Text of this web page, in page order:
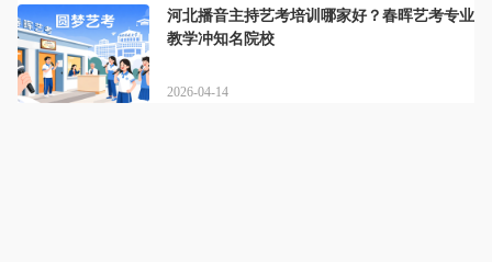
河北播音主持艺考培训哪家好？春晖艺考专业
教学冲知名院校
2026-04-14